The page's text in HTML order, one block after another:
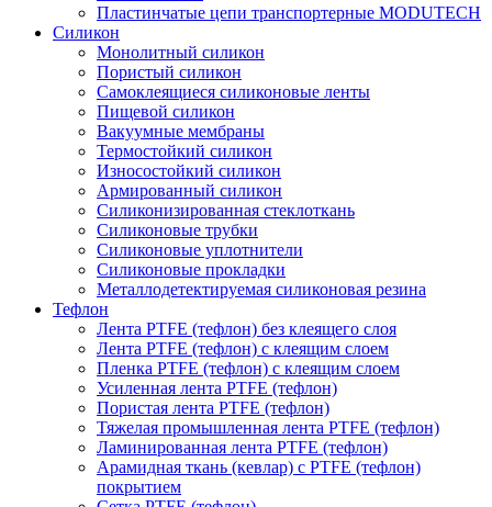
Пластинчатые цепи транспортерные MODUTECH
Силикон
Монолитный силикон
Пористый силикон
Самоклеящиеся силиконовые ленты
Пищевой силикон
Вакуумные мембраны
Термостойкий силикон
Износостойкий силикон
Армированный силикон
Силиконизированная стеклоткань
Силиконовые трубки
Силиконовые уплотнители
Силиконовые прокладки
Металлодетектируемая силиконовая резина
Тефлон
Лента PTFE (тефлон) без клеящего слоя
Лента PTFE (тефлон) с клеящим слоем
Пленка PTFE (тефлон) с клеящим слоем
Усиленная лента PTFE (тефлон)
Пористая лента PTFE (тефлон)
Тяжелая промышленная лента PTFE (тефлон)
Ламинированная лента PTFE (тефлон)
Арамидная ткань (кевлар) с PTFE (тефлон)
покрытием